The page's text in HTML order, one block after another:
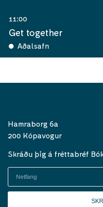
11:00
Get together
Aðalsafn
Hamraborg 6a
200 Kópavogur
Skráðu þig á fréttabréf